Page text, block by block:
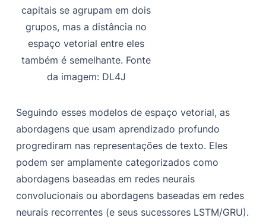
capitais se agrupam em dois
grupos, mas a distância no
espaço vetorial entre eles
também é semelhante. Fonte
da imagem: DL4J
Seguindo esses modelos de espaço vetorial, as
abordagens que usam aprendizado profundo
progrediram nas representações de texto. Eles
podem ser amplamente categorizados como
abordagens baseadas em redes neurais
convolucionais ou abordagens baseadas em redes
neurais recorrentes (e seus sucessores LSTM/GRU).